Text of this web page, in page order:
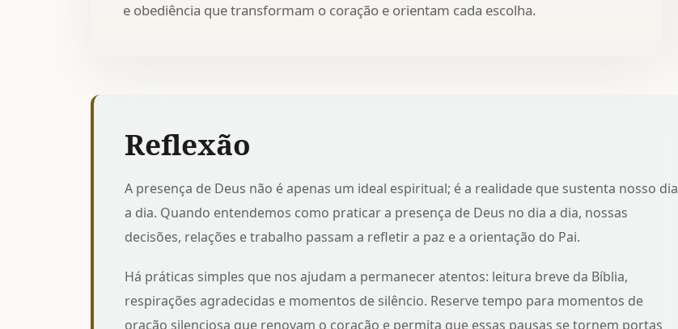
e obediência que transformam o coração e orientam cada escolha.
Reflexão
A presença de Deus não é apenas um ideal espiritual; é a realidade que sustenta nosso dia
a dia. Quando entendemos como praticar a presença de Deus no dia a dia, nossas
decisões, relações e trabalho passam a refletir a paz e a orientação do Pai.
Há práticas simples que nos ajudam a permanecer atentos: leitura breve da Bíblia,
respirações agradecidas e momentos de silêncio. Reserve tempo para momentos de
oração silenciosa que renovam o coração e permita que essas pausas se tornem portas